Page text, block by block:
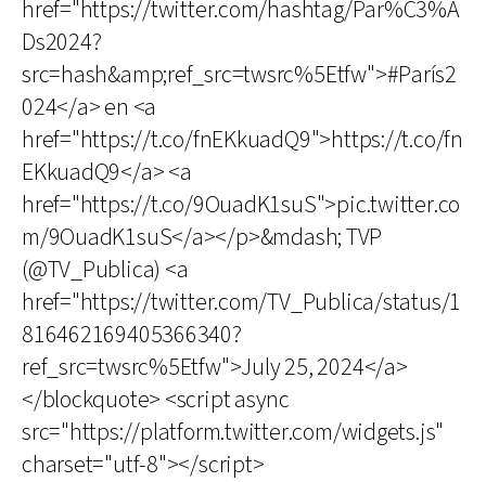
href="https://twitter.com/hashtag/Par%C3%A
Ds2024?
src=hash&amp;ref_src=twsrc%5Etfw">#París2
024</a> en <a
href="https://t.co/fnEKkuadQ9">https://t.co/fn
EKkuadQ9</a> <a
href="https://t.co/9OuadK1suS">pic.twitter.co
m/9OuadK1suS</a></p>&mdash; TVP
(@TV_Publica) <a
href="https://twitter.com/TV_Publica/status/1
816462169405366340?
ref_src=twsrc%5Etfw">July 25, 2024</a>
</blockquote> <script async
src="https://platform.twitter.com/widgets.js"
charset="utf-8"></script>